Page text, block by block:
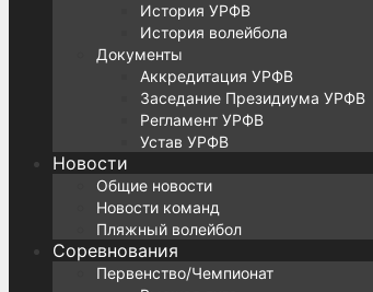
История УРФВ
История волейбола
Документы
Аккредитация УРФВ
Заседание Президиума УРФВ
Регламент УРФВ
Устав УРФВ
Новости
Общие новости
Новости команд
Пляжный волейбол
Соревнования
Первенство/Чемпионат